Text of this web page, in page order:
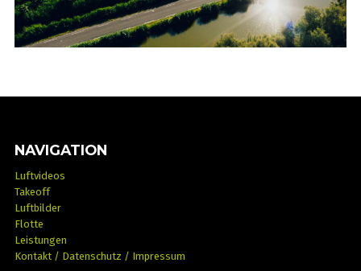
NAVIGATION
Luftvideos
Takeoff
Luftbilder
Flotte
Leistungen
Kontakt / Datenschutz / Impressum